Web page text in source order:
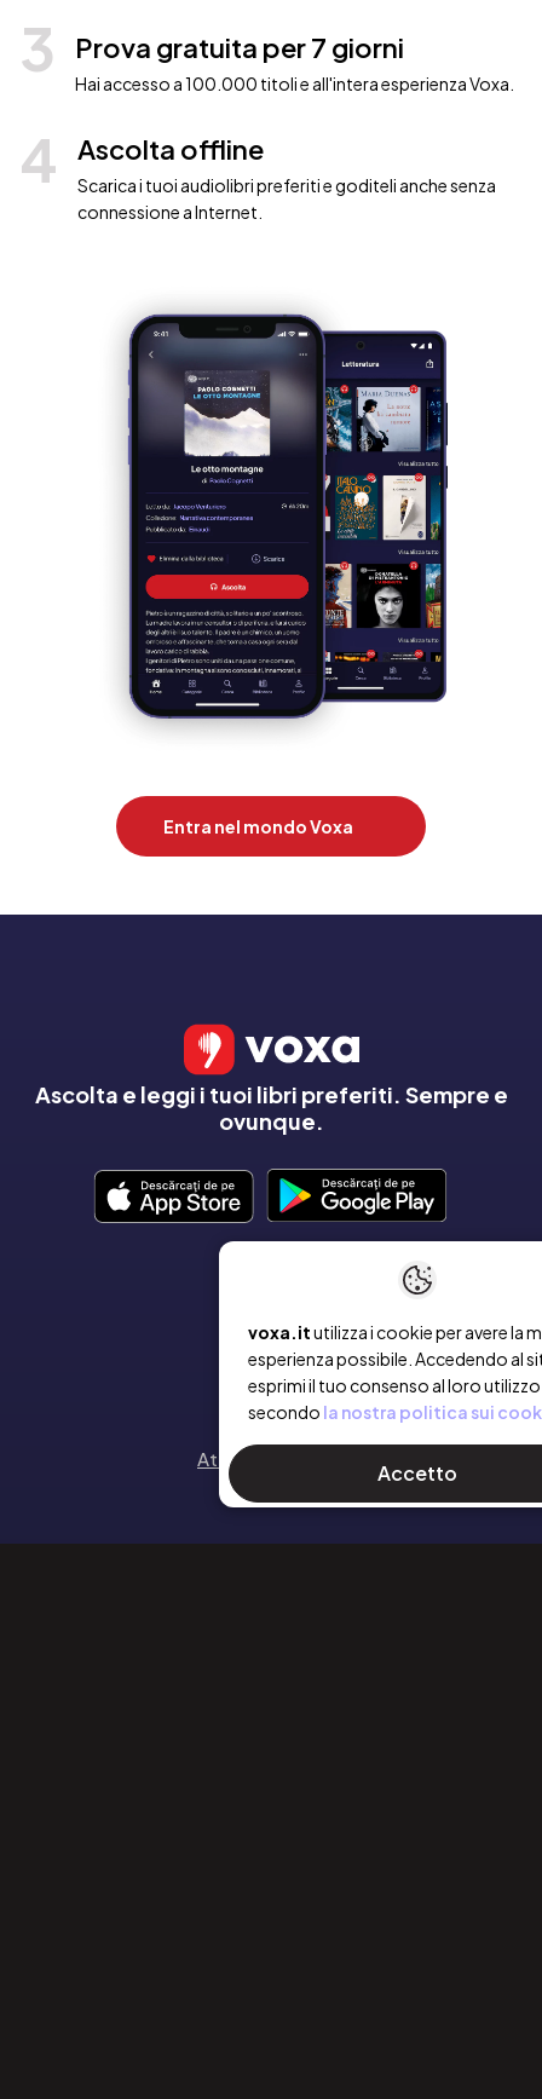
voxa.itutilizza i cookie per avere la
esperienza possibile. Accedendo al
esprimi il tuo consenso al loro utilizzo
secondo la nostra politica sui
Accetto
3 Prova gratuita per 7 giorni
Hai accesso a 100.000 titoli e all'intera esperienza Voxa.
4 Ascolta offline
Scarica i tuoi audiolibri preferiti e goditeli anche senza
connessione a Internet.
Entra nel mondo Voxa
Ascolta e leggi i tuoi libri preferiti. Sempre e
ovunque.
Chi siamo
Contatto
Attiva un voucher